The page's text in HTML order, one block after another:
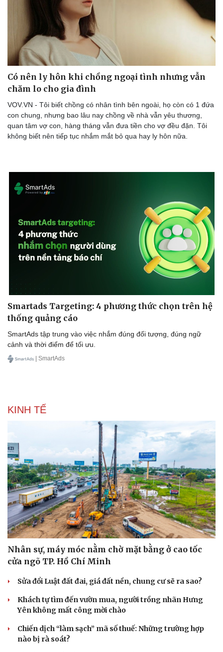
Sức khỏe
Dinh dưỡng - món ngon
Cây thuốc
Sản phụ khoa
Nhi khoa
Nam khoa
Làm đẹp - giảm cân
Phòng mạch online
Đời sống
Nhà đẹp
Blog
Tình yêu - Gia đình
Có nên ly hôn khi chồng ngoại tình nhưng vẫn
chăm lo cho gia đình
VOV.VN - Tôi biết chồng có nhân tình bên ngoài, họ còn có 1 đứa
con chung, nhưng bao lâu nay chồng về nhà vẫn yêu thương,
quan tâm vợ con, hàng tháng vẫn đưa tiền cho vợ đều đặn. Tôi
không biết nên tiếp tục nhắm mắt bỏ qua hay ly hôn nữa.
Smartads Targeting: 4 phương thức chọn trên hệ
thống quảng cáo
SmartAds tập trung vào việc nhắm đúng đối tượng, đúng ngữ
cảnh và thời điểm để tối ưu.
| SmartAds
KINH TẾ
Nhân sự, máy móc nằm chờ mặt bằng ở cao tốc
cửa ngõ TP. Hồ Chí Minh
Sửa đổi Luật đất đai, giá đất nền, chung cư sẽ ra sao?
Khách tự tìm đến vườn mua, người trồng nhãn Hưng
Yên không mất công mời chào
Chiến dịch “làm sạch” mã số thuế: Những trường hợp
nào bị rà soát?